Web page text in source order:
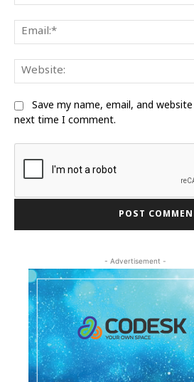
Save my name, email, and
next time I comment.
- Advertisement -